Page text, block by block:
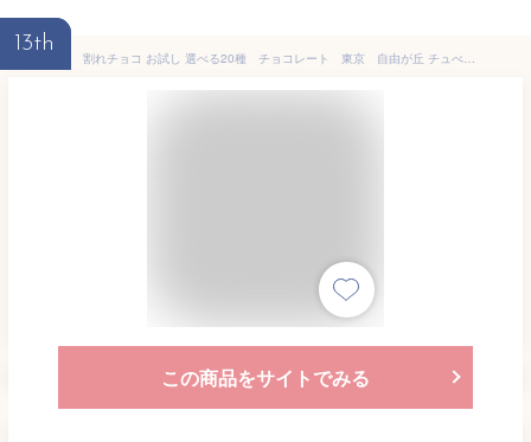
13th
割れチョコ お試し 選べる20種 チョコレート 東京 自由が丘 チュべ・ド・ショコラ クーベルチュール 楽天スイーツランキング1位受賞！
この商品をサイトでみる